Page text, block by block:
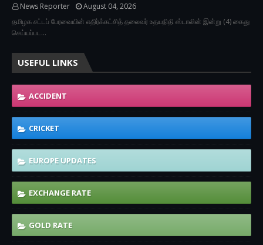
News Reporter
August 04, 2026
தமிழக சட்டப் பேரவையின் எதிர்க்கட்சித் தலைவர் உதயநிதி ஸ்டாலின் இன்று (4) கைது
செய்யப்பட…
USEFUL LINKS
ACCIDENT
CRICKET
EUROPE UPDATES
EXCHANGE RATE
GOLD RATE